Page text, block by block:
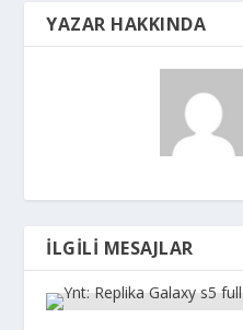
YAZAR HAKKINDA
İLGILI MESAJLAR